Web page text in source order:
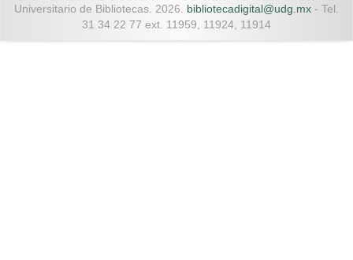
Universitario de Bibliotecas. 2026. bibliotecadigital@udg.mx - Tel.
31 34 22 77 ext. 11959, 11924, 11914